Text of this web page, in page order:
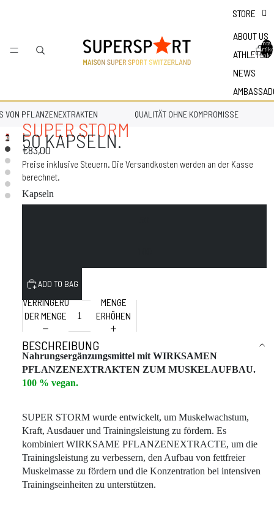
STORE
ABOUT US
ATHLETES
NEWS
der
PFLANZENEXTRAKTEN QUALITÄT OHNE KOMPROMISSE
SUPER STORM
50 KAPSELN.
€83,00
Preise inklusive Steuern. Die Versandkosten werden an der Kasse
berechnet.
Kapseln
VERRINGERUNG
DER MENGE
MENGE
ERHÖHEN
BESCHREIBUNG
Nahrungsergänzungsmittel mit WIRKSAMEN
PFLANZENEXTRAKTEN ZUM MUSKELAUFBAU.
100 % vegan.
SUPER STORM wurde entwickelt, um Muskelwachstum,
Kraft, Ausdauer und Trainingsleistung zu fördern. Es
kombiniert WIRKSAME PFLANZENEXTRACTE, um die
Trainingsleistung zu verbessern, den Aufbau von fettfreier
Muskelmasse zu fördern und die Konzentration bei intensiven
Trainingseinheiten zu unterstützen.